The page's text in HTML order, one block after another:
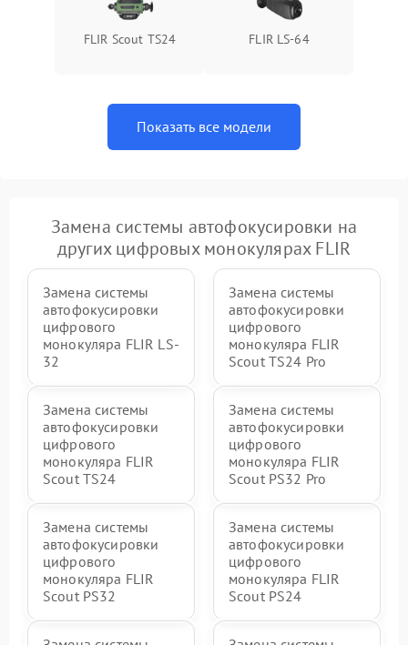
FLIR Scout TS24 FLIR LS-64
Показать все модели
Замена системы автофокусировки на
других цифровых монокулярах FLIR
Замена системы
автофокусировки
цифрового
монокуляра FLIR LS-
32
Замена системы
автофокусировки
цифрового
монокуляра FLIR
Scout TS24 Pro
Замена системы
автофокусировки
цифрового
монокуляра FLIR
Scout TS24
Замена системы
автофокусировки
цифрового
монокуляра FLIR
Scout PS32 Pro
Замена системы
автофокусировки
цифрового
монокуляра FLIR
Scout PS32
Замена системы
автофокусировки
цифрового
монокуляра FLIR
Scout PS24